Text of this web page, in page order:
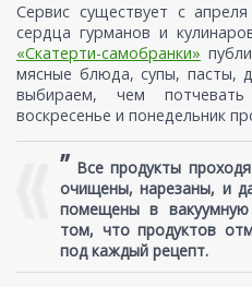
Сервис существует с
сердца гурманов и
«Скатерти-самобранки»
мясные блюда, супы, пасты,
выбираем, чем
воскресенье и понедельник
” Все продукты
очищены, нарезаны, и
помещены в
том, что продуктов
под каждый рецепт.